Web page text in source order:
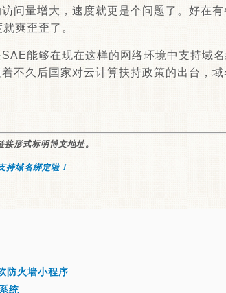
问量增大，速度就更是个问题了。好在
爽歪歪了。
能够在现在这样的网络环境中支持域
不久后国家对云计算扶持政策的出台，
形式标明博文地址。
域名绑定啦！
防火墙小程序
统